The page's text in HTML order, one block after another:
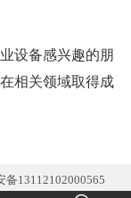
设备感兴趣的朋
相关领域取得成
备13112102000565